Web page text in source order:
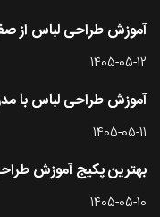
آموزش طراحی لباس از
1405-05-12
آموزش طراحی لباس با
1405-05-11
بهترین پکیج آموزش
1405-05-10